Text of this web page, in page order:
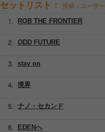
セットリスト： 投稿：ユーザー
境界
stay on
ODD FUTURE
ナノ・セカンド
EDENへ
ROB THE FRONTIER